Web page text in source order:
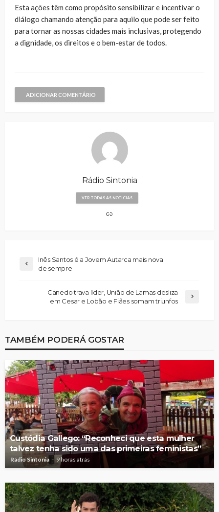
Esta ações têm como propósito sensibilizar e incentivar o
diálogo chamando atenção para aquilo que pode ser feito
para tornar as nossas cidades mais inclusivas, protegendo
a dignidade, os direitos e o bem-estar de todos.
ADICIONAR COMENTÁRIO
Rádio Sintonia
VER TODAS AS NOTÍCIAS
Inês Santos é a Jovem Autarca mais nova
de sempre
Canedo trava líder, União de Lamas desliza
em Cesar e Lobão e Fiães somam triunfos
TAMBÉM PODERÁ GOSTAR
Custódia Gallego: “Reconheci que esta mulher
talvez tenha sido uma das primeiras feministas”
Rádio Sintonia 9 horas atrás